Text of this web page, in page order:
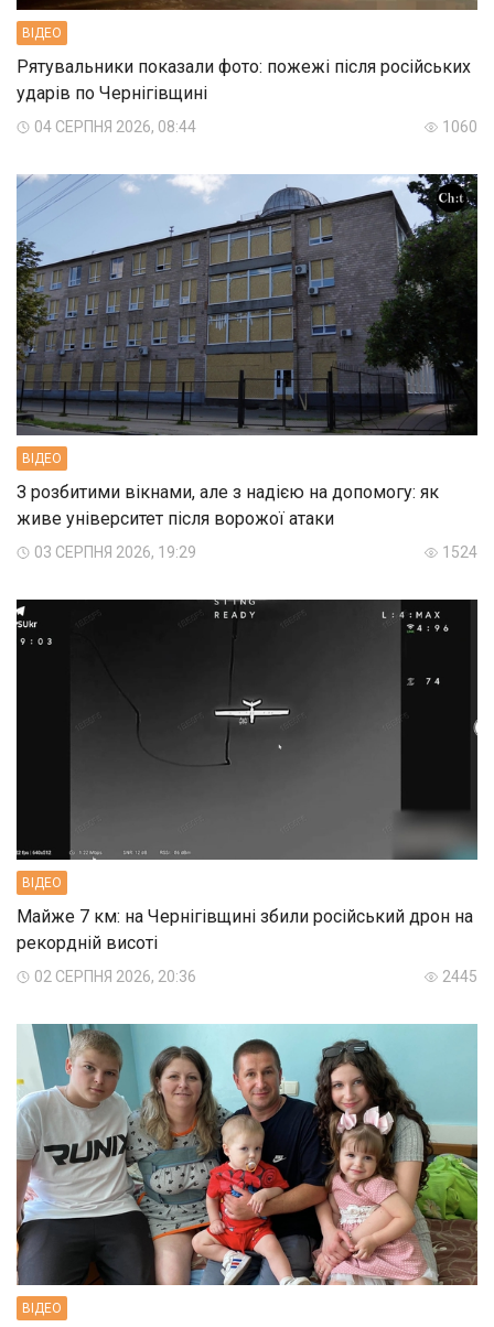
ВIДЕО
Рятувальники показали фото: пожежі після російських
ударів по Чернігівщині
04 СЕРПНЯ 2026, 08:44 1060
ВIДЕО
З розбитими вікнами, але з надією на допомогу: як
живе університет після ворожої атаки
03 СЕРПНЯ 2026, 19:29 1524
ВIДЕО
Майже 7 км: на Чернігівщині збили російський дрон на
рекордній висоті
02 СЕРПНЯ 2026, 20:36 2445
ВIДЕО